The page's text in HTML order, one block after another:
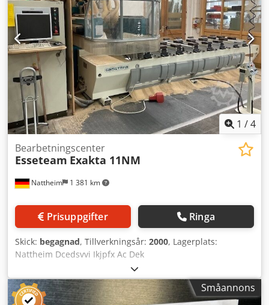
1 /4
Nattheim 1 381 km
Bearbetningscenter
Esseteam Exakta 11NM
Prisuppgifter Ringa
Skick: begagnad, Tillverkningsår: 2000, Lagerplats:
Nattheim Dcedsvvi Ikjpfx Ac Dek
Småannons